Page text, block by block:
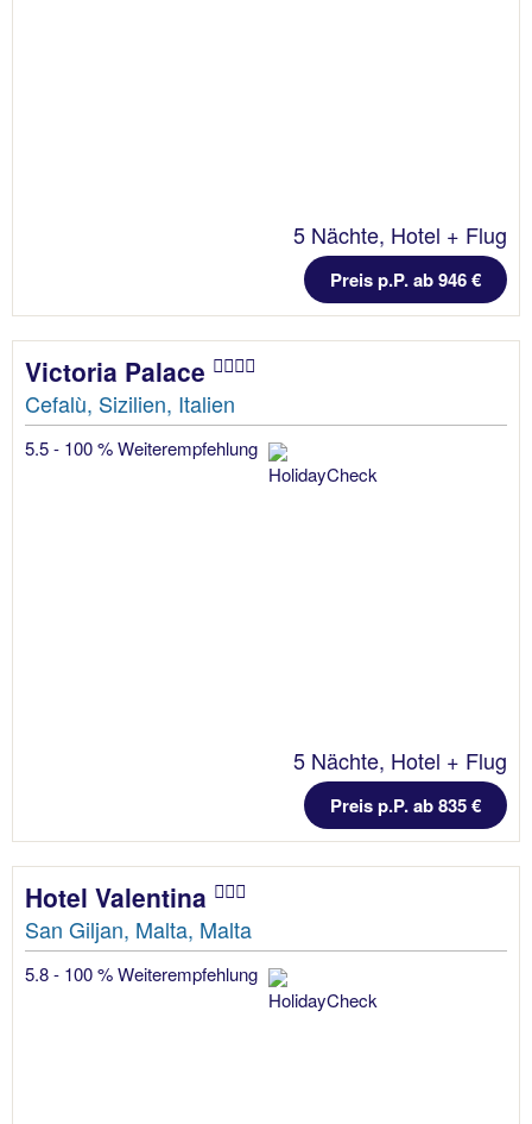
5 Nächte, Hotel + Flug
Preis p.P. ab 946 €
Victoria Palace
Cefalù, Sizilien, Italien
5.5 - 100 % Weiterempfehlung
5 Nächte, Hotel + Flug
Preis p.P. ab 835 €
Hotel Valentina
San Giljan, Malta, Malta
5.8 - 100 % Weiterempfehlung